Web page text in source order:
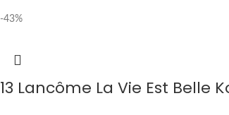
-43%
13 Lancôme La Vie Est Belle